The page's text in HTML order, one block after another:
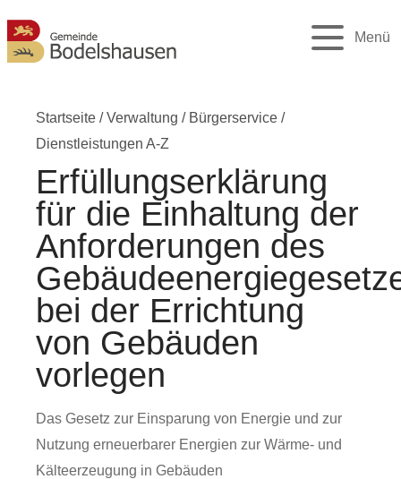
Menü
Startseite /Verwaltung / Bürgerservice /
Dienstleistungen A-Z
Erfüllungserklärung
für die Einhaltung der
Anforderungen des
bei der Errichtung
von Gebäuden
vorlegen
Das Gesetz zur Einsparung von Energie und zur
Nutzung erneuerbarer Energien zur Wärme- und
Kälteerzeugung in Gebäuden